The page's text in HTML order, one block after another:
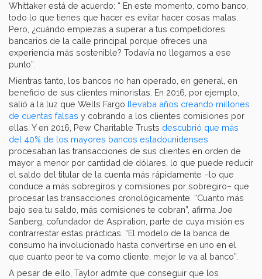
Whittaker está de acuerdo: “ En este momento, como banco,
todo lo que tienes que hacer es evitar hacer cosas malas.
Pero, ¿cuándo empiezas a superar a tus competidores
bancarios de la calle principal porque ofreces una
experiencia más sostenible? Todavía no llegamos a ese
punto”.
Mientras tanto, los bancos no han operado, en general, en
beneficio de sus clientes minoristas. En 2016, por ejemplo,
salió a la luz que Wells Fargo llevaba años creando millones
de cuentas falsas y cobrando a los clientes comisiones por
ellas. Y en 2016, Pew Charitable Trusts descubrió que más
del 40% de los mayores bancos estadounidenses
procesaban las transacciones de sus clientes en orden de
mayor a menor por cantidad de dólares, lo que puede reducir
el saldo del titular de la cuenta más rápidamente –lo que
conduce a más sobregiros y comisiones por sobregiro– que
procesar las transacciones cronológicamente. “Cuanto más
bajo sea tu saldo, más comisiones te cobran”, afirma Joe
Sanberg, cofundador de Aspiration, parte de cuya misión es
contrarrestar estas prácticas. “El modelo de la banca de
consumo ha involucionado hasta convertirse en uno en el
que cuanto peor te va como cliente, mejor le va al banco”.
A pesar de ello, Taylor admite que conseguir que los